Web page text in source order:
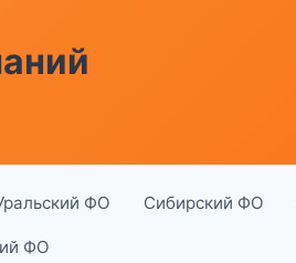
ФО Сибирский ФО
ФО